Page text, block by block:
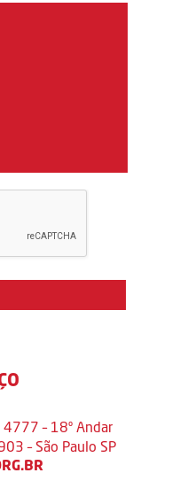
4777 – 18º Andar
– São Paulo SP